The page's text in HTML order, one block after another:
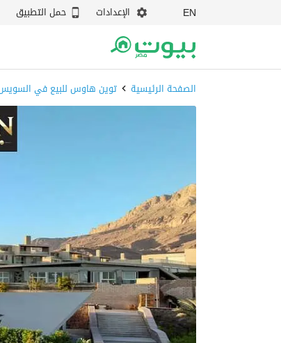
EN الإعدادات حمل التطبيق
الصفحة الرئيسية توين هاوس للبيع في